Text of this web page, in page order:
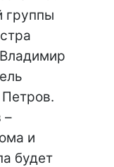
группы
–
и
будет